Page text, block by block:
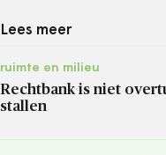
Lees meer
ruimte en milieu
Rechtbank is niet
stallen